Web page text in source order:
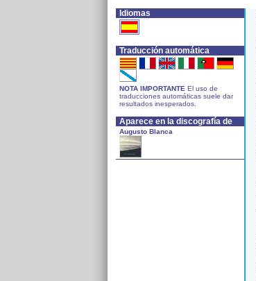
Idiomas
Traducción automática
NOTA IMPORTANTE El uso de
traducciones automáticas suele dar
resultados inesperados.
Aparece en la discografía de
Augusto Blanca